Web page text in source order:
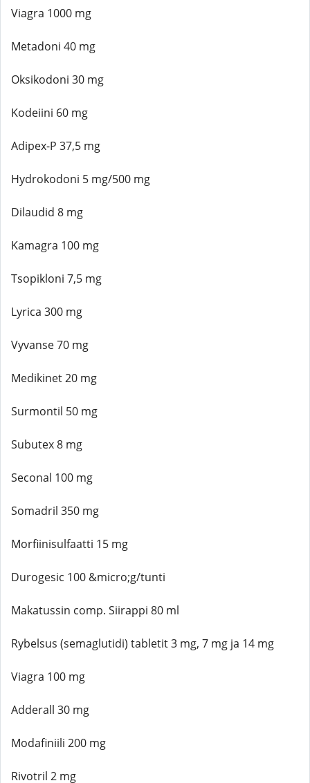
Viagra 1000 mg
Metadoni 40 mg
Oksikodoni 30 mg
Kodeiini 60 mg
Adipex-P 37,5 mg
Hydrokodoni 5 mg/500 mg
Dilaudid 8 mg
Kamagra 100 mg
Tsopikloni 7,5 mg
Lyrica 300 mg
Vyvanse 70 mg
Medikinet 20 mg
Surmontil 50 mg
Subutex 8 mg
Seconal 100 mg
Somadril 350 mg
Morfiinisulfaatti 15 mg
Durogesic 100 &micro;g/tunti
Makatussin comp. Siirappi 80 ml
Rybelsus (semaglutidi) tabletit 3 mg, 7 mg ja 14 mg
Viagra 100 mg
Adderall 30 mg
Modafiniili 200 mg
Rivotril 2 mg